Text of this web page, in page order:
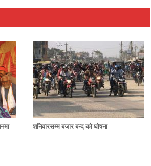
शनिवारसम्म बजार बन्द को घोषना